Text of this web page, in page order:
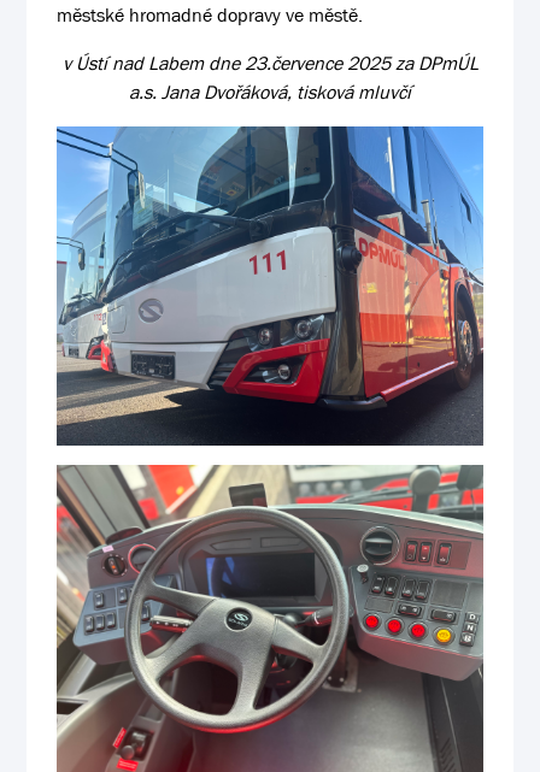
městské hromadné dopravy ve městě.
v Ústí nad Labem dne 23.července 2025 za DPmÚL
a.s. Jana Dvořáková, tisková mluvčí